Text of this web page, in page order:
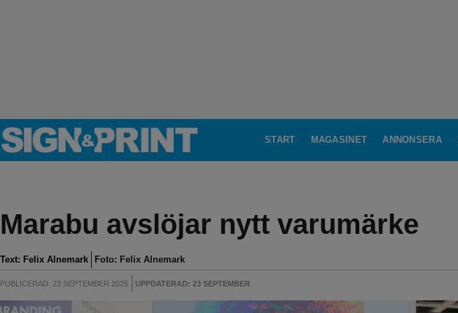
START MAGASINET ANNONSERA
Marabu avslöjar nytt varumärke
Text: Felix Alnemark Foto: Felix Alnemark
PUBLICERAD: 23 SEPTEMBER 2025 UPPDATERAD: 23 SEPTEMBER